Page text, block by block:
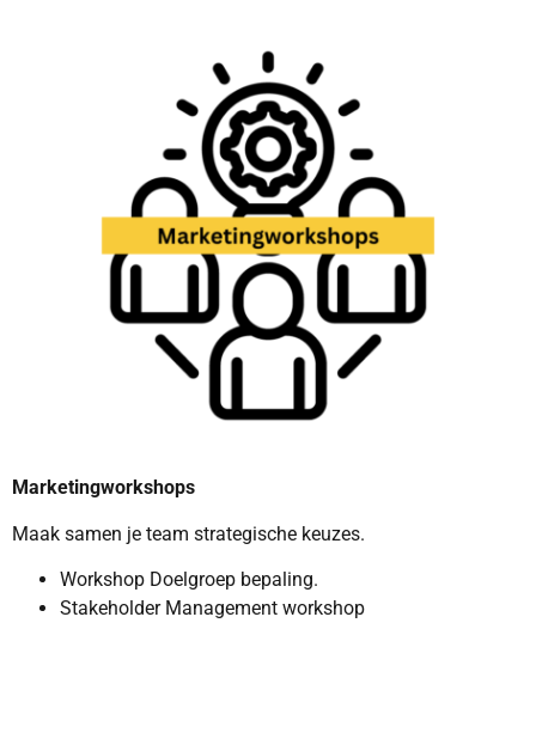
Marketingworkshops
Maak samen je team strategische keuzes.
Workshop Doelgroep bepaling.
Stakeholder Management workshop